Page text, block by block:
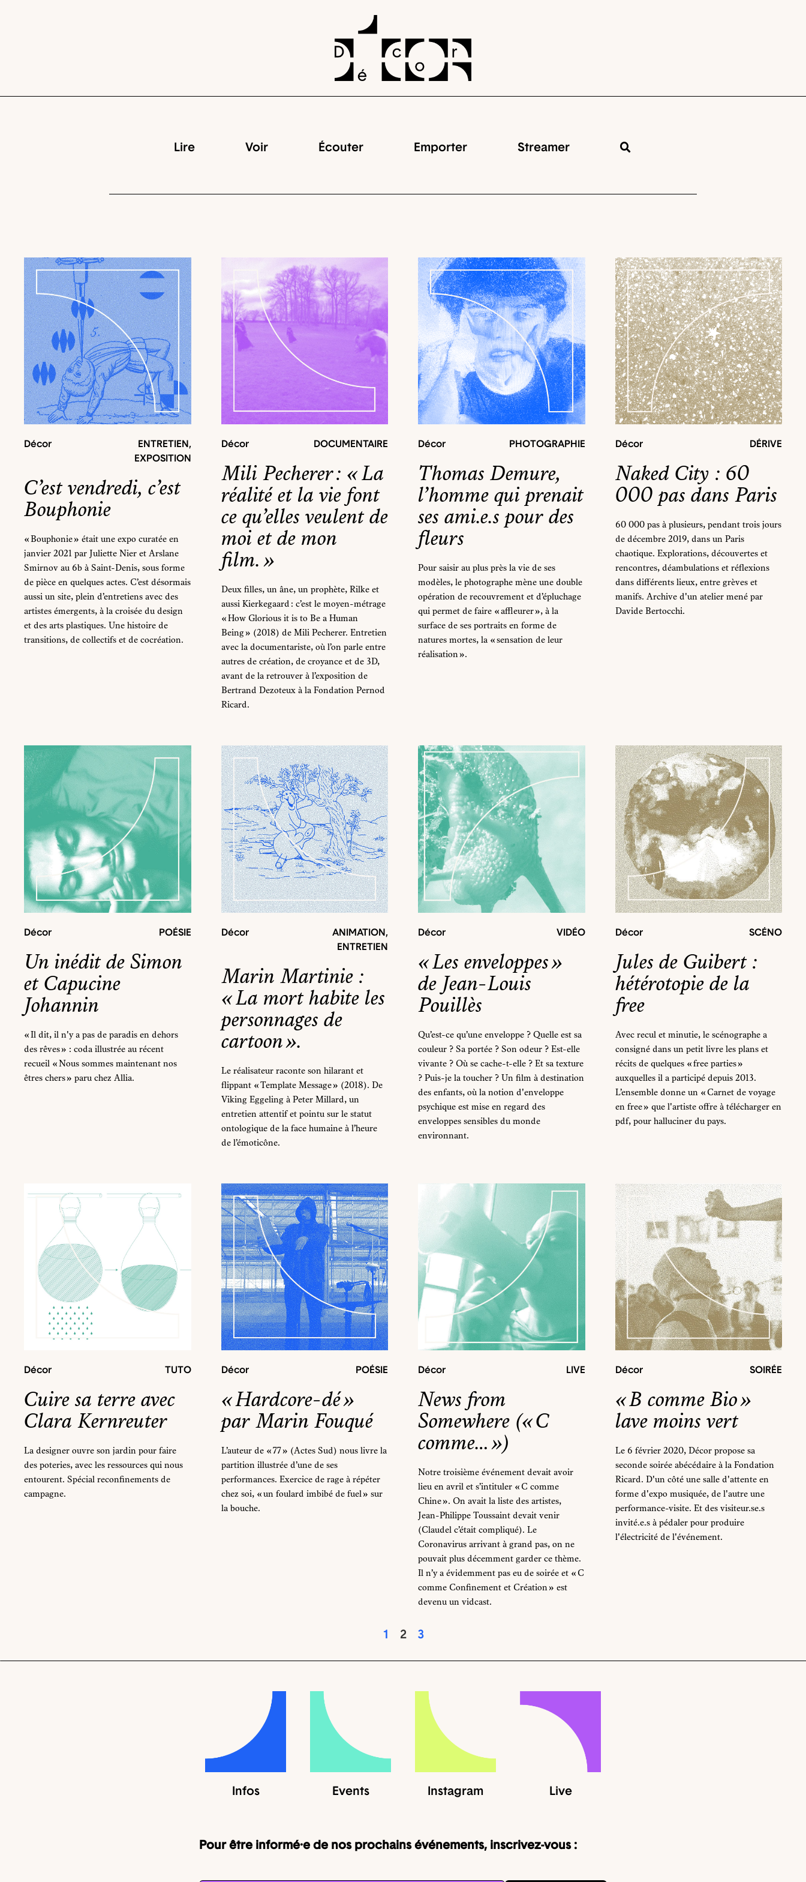
Lire Voir Écouter Emporter Streamer
Décor ENTRETIEN,
EXPOSITION
C’est vendredi, c’est
Bouphonie
« Bouphonie » était une expo curatée en
janvier 2021 par Juliette Nier et Arslane
Smirnov au 6b à Saint-Denis, sous forme
de pièce en quelques actes. C’est désormais
aussi un site, plein d’entretiens avec des
artistes émergents, à la croisée du design
et des arts plastiques. Une histoire de
transitions, de collectifs et de cocréation.
Décor DOCUMENTAIRE
Mili Pecherer : « La
réalité et la vie font
ce qu’elles veulent de
moi et de mon
film. »
Deux filles, un âne, un prophète, Rilke et
aussi Kierkegaard : c’est le moyen-métrage
« How Glorious it is to Be a Human
Being » (2018) de Mili Pecherer. Entretien
avec la documentariste, où l’on parle entre
autres de création, de croyance et de 3D,
avant de la retrouver à l’exposition de
Bertrand Dezoteux à la Fondation Pernod
Ricard.
Décor PHOTOGRAPHIE
Thomas Demure,
l’homme qui prenait
ses ami.e.s pour des
fleurs
Pour saisir au plus près la vie de ses
modèles, le photographe mène une double
opération de recouvrement et d’épluchage
qui permet de faire « affleurer », à la
surface de ses portraits en forme de
natures mortes, la « sensation de leur
réalisation ».
Décor DÉRIVE
Naked City : 60
000 pas dans Paris
60 000 pas à plusieurs, pendant trois jours
de décembre 2019, dans un Paris
chaotique. Explorations, découvertes et
rencontres, déambulations et réflexions
dans différents lieux, entre grèves et
manifs. Archive d'un atelier mené par
Davide Bertocchi.
Décor POÉSIE
Un inédit de Simon
et Capucine
Johannin
« Il dit, il n'y a pas de paradis en dehors
des rêves » : coda illustrée au récent
recueil « Nous sommes maintenant nos
êtres chers » paru chez Allia.
Décor ANIMATION,
ENTRETIEN
Marin Martinie :
« La mort habite les
personnages de
cartoon ».
Le réalisateur raconte son hilarant et
flippant « Template Message » (2018). De
Viking Eggeling à Peter Millard, un
entretien attentif et pointu sur le statut
ontologique de la face humaine à l’heure
de l’émoticône.
Décor VIDÉO
« Les enveloppes »
de Jean-Louis
Pouillès
Qu’est-ce qu’une enveloppe ? Quelle est sa
couleur ? Sa portée ? Son odeur ? Est-elle
vivante ? Où se cache-t-elle ? Et sa texture
? Puis-je la toucher ? Un film à destination
des enfants, où la notion d'enveloppe
psychique est mise en regard des
enveloppes sensibles du monde
environnant.
Décor SCÉNO
Jules de Guibert :
hétérotopie de la
free
Avec recul et minutie, le scénographe a
consigné dans un petit livre les plans et
récits de quelques « free parties »
auxquelles il a participé depuis 2013.
L’ensemble donne un « Carnet de voyage
en free » que l'artiste offre à télécharger en
pdf, pour halluciner du pays.
Décor TUTO
Cuire sa terre avec
Clara Kernreuter
La designer ouvre son jardin pour faire
des poteries, avec les ressources qui nous
entourent. Spécial reconfinements de
campagne.
Décor POÉSIE
« Hardcore-dé »
par Marin Fouqué
L’auteur de « 77 » (Actes Sud) nous livre la
partition illustrée d’une de ses
performances. Exercice de rage à répéter
chez soi, « un foulard imbibé de fuel » sur
la bouche.
Décor LIVE
News from
Somewhere (« C
comme… »)
Notre troisième événement devait avoir
lieu en avril et s’intituler « C comme
Chine ». On avait la liste des artistes,
Jean-Philippe Toussaint devait venir
(Claudel c’était compliqué). Le
Coronavirus arrivant à grand pas, on ne
pouvait plus décemment garder ce thème.
Il n’y a évidemment pas eu de soirée et « C
comme Confinement et Création » est
devenu un vidcast.
Décor SOIRÉE
« B comme Bio »
lave moins vert
Le 6 février 2020, Décor propose sa
seconde soirée abécédaire à la Fondation
Ricard. D'un côté une salle d'attente en
forme d'expo musiquée, de l'autre une
performance-visite. Et des visiteur.se.s
invité.e.s à pédaler pour produire
l'électricité de l'événement.
1 2 3
Infos Events Instagram Live
Pour être informé·e de nos prochains événements, inscrivez-vous :